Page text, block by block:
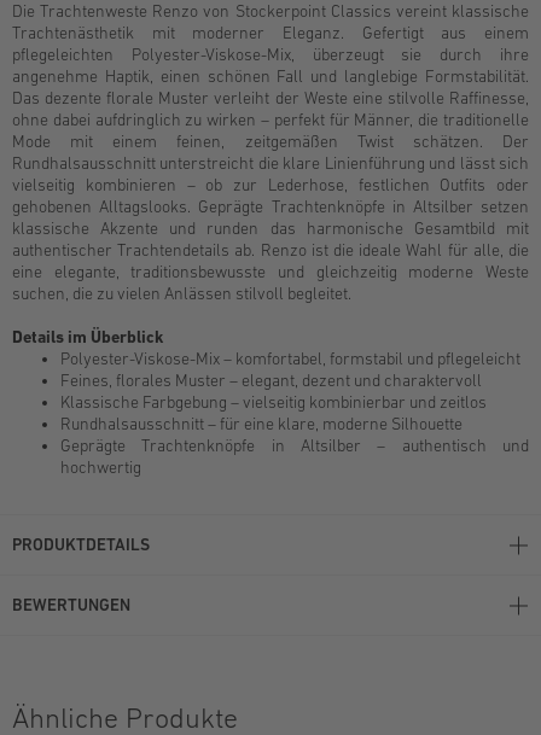
Die Trachtenweste Renzo von Stockerpoint Classics vereint klassische
Trachtenästhetik mit moderner Eleganz. Gefertigt aus einem
pflegeleichten Polyester-Viskose-Mix, überzeugt sie durch ihre
angenehme Haptik, einen schönen Fall und langlebige Formstabilität.
Das dezente florale Muster verleiht der Weste eine stilvolle Raffinesse,
ohne dabei aufdringlich zu wirken – perfekt für Männer, die traditionelle
Mode mit einem feinen, zeitgemäßen Twist schätzen. Der
Rundhalsausschnitt unterstreicht die klare Linienführung und lässt sich
vielseitig kombinieren – ob zur Lederhose, festlichen Outfits oder
gehobenen Alltagslooks. Geprägte Trachtenknöpfe in Altsilber setzen
klassische Akzente und runden das harmonische Gesamtbild mit
authentischer Trachtendetails ab. Renzo ist die ideale Wahl für alle, die
eine elegante, traditionsbewusste und gleichzeitig moderne Weste
suchen, die zu vielen Anlässen stilvoll begleitet.
Details im Überblick
Polyester-Viskose-Mix – komfortabel, formstabil und pflegeleicht
Feines, florales Muster – elegant, dezent und charaktervoll
Klassische Farbgebung – vielseitig kombinierbar und zeitlos
Rundhalsausschnitt – für eine klare, moderne Silhouette
Geprägte Trachtenknöpfe in Altsilber – authentisch und
hochwertig
PRODUKTDETAILS
BEWERTUNGEN
Ähnliche Produkte